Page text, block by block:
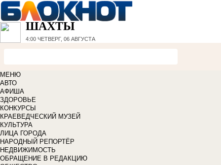
ШАХТЫ
4:00 ЧЕТВЕРГ, 06 АВГУСТА
МЕНЮ
АВТО
АФИША
ЗДОРОВЬЕ
КОНКУРСЫ
КРАЕВЕДЧЕСКИЙ МУЗЕЙ
КУЛЬТУРА
ЛИЦА ГОРОДА
НАРОДНЫЙ РЕПОРТЁР
НЕДВИЖИМОСТЬ
ОБРАЩЕНИЕ В РЕДАКЦИЮ